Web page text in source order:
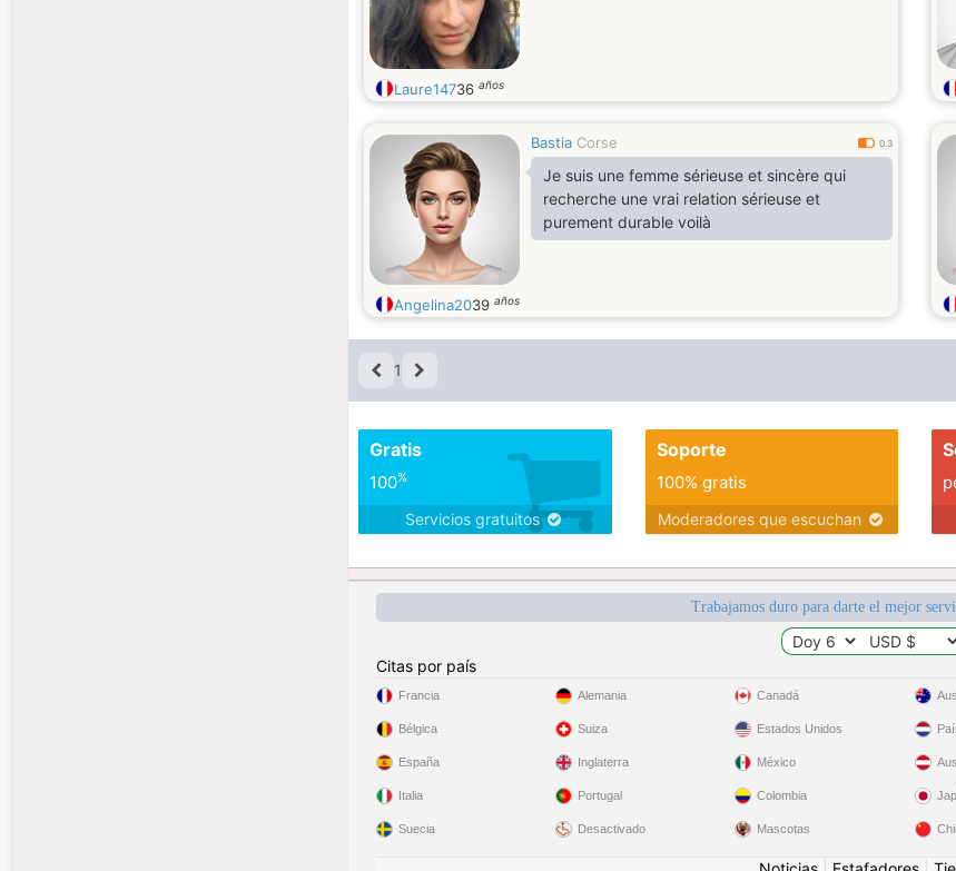
Laure14736 años
Bastia Corse 0.3
Je suis une femme sérieuse et sincère qui
recherche une vrai relation sérieuse et
purement durable voilà
Angelina2039 años
1
Gratis
100%
Servicios gratuitos
Soporte
100% gratis
Moderadores que escuchan
Trabajamos duro para darte el mejor
Citas por país
Francia
Bélgica
España
Italia
Suecia
Alemania
Suiza
Inglaterra
Portugal
Desactivado
Canadá
Estados Unidos
México
Colombia
Mascotas